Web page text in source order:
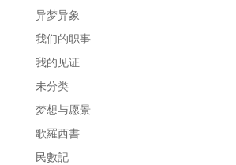
异梦异象
我们的职事
我的见证
未分类
梦想与愿景
歌羅西書
民數記